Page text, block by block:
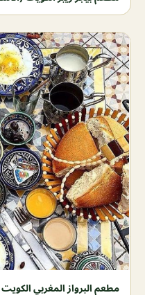
مطعم البرواز المغربي